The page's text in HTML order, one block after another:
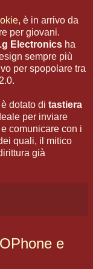
, è in arrivo da
per giovani.
Electronics ha
sempre più
per spopolare tra
dotato di tastiera
per inviare
comunicare con i
quali, il mitico
già
e